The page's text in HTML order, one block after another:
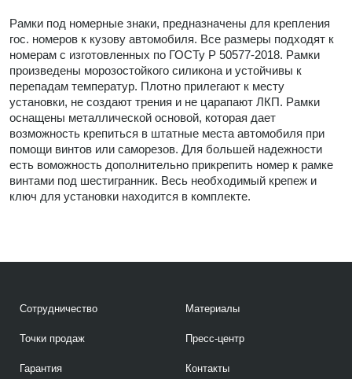
Рамки под номерные знаки, предназначены для крепления
гос. номеров к кузову автомобиля. Все размеры подходят к
номерам с изготовленных по ГОСТу Р 50577-2018. Рамки
произведены морозостойкого силикона и устойчивы к
перепадам температур. Плотно прилегают к месту
установки, не создают трения и не царапают ЛКП. Рамки
оснащены металлической основой, которая дает
возможность крепиться в штатные места автомобиля при
помощи винтов или саморезов. Для большей надежности
есть воможность дополнительно прикрепить номер к рамке
винтами под шестигранник. Весь необходимый крепеж и
ключ для установки находится в комплекте.
Сотрудничество
Точки продаж
Гарантия
Материалы
Пресс-центр
Контакты